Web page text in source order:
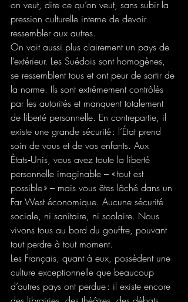
on veut, dire ce qu’on veut, sans subir la
pression culturelle interne de devoir
ressembler aux autres.
On voit aussi plus clairement un pays de
l’extérieur. Les Suédois sont homogènes,
se ressemblent tous et ont peur de sortir de
la norme. Ils sont extrêmement contrôlés
par les autorités et manquent totalement
de liberté personnelle. En contrepartie, il
existe une grande sécurité : l’État prend
soin de vous et de vos enfants. Aux
États‑Unis, vous avez toute la liberté
personnelle imaginable – « tout est
possible » – mais vous êtes lâché dans un
Far West économique. Aucune sécurité
sociale, ni sanitaire, ni scolaire. Nous
vivons tous au bord du gouffre, pouvant
tout perdre à tout moment.
Les Français, quant à eux, possèdent une
culture exceptionnelle que beaucoup
d’autres pays ont perdue : il existe encore